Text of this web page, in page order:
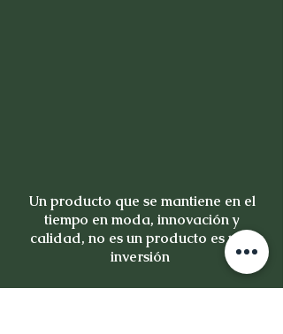
Un producto que se mantiene en el
tiempo en moda, innovación y
calidad, no es un producto es una
inversión